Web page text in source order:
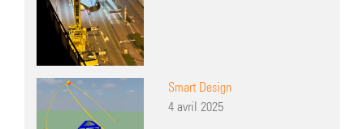
Smart Design
4 avril 2025